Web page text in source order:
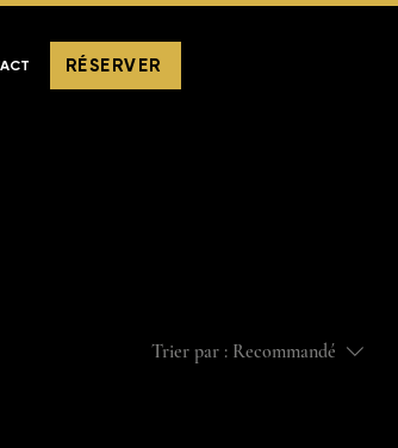
RÉSERVER
Trier par : Recommandé